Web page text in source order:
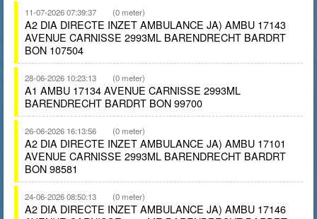
11-07-2026 07:39:37 (0 meter)
A2 DIA DIRECTE INZET AMBULANCE JA) AMBU 17143
AVENUE CARNISSE 2993ML BARENDRECHT BARDRT
BON 107504
28-06-2026 10:23:13 (0 meter)
A1 AMBU 17134 AVENUE CARNISSE 2993ML
BARENDRECHT BARDRT BON 99700
26-06-2026 16:13:56 (0 meter)
A2 DIA DIRECTE INZET AMBULANCE JA) AMBU 17101
AVENUE CARNISSE 2993ML BARENDRECHT BARDRT
BON 98581
24-06-2026 08:50:13 (0 meter)
A2 DIA DIRECTE INZET AMBULANCE JA) AMBU 17146